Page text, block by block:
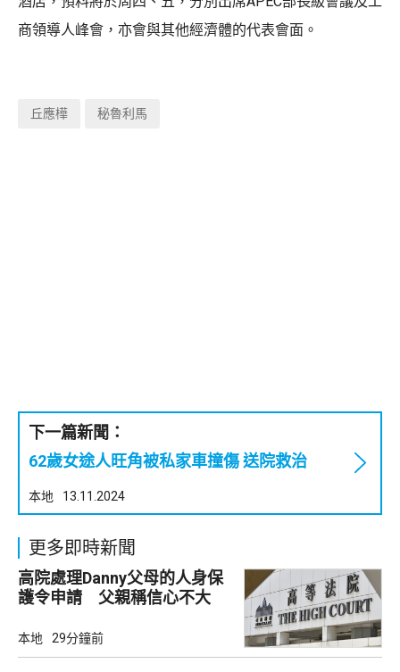
商領導人峰會，亦會與其他經濟體的代表會面。
丘應樺 秘魯利馬
下一篇新聞：
62歲女途人旺角被私家車撞傷 送院救治
本地 13.11.2024
更多即時新聞
高院處理Danny父母的人身保
護令申請 父親稱信心不大
本地 29分鐘前